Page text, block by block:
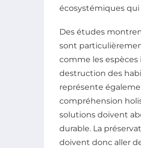
écosystémiques qui
Des études
sont
comme les espèces
destruction des
représente
compréhension
solutions doivent
durable. La
doivent donc aller